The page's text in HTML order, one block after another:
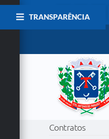
TRANSPARÊNCIA
Contratos